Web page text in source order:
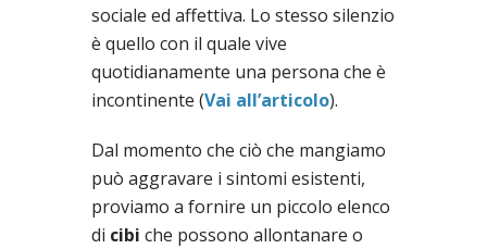
sociale ed affettiva. Lo stesso silenzio
è quello con il quale vive
quotidianamente una persona che è
incontinente (Vai all’articolo).
Dal momento che ciò che mangiamo
può aggravare i sintomi esistenti,
proviamo a fornire un piccolo elenco
di cibi che possono allontanare o